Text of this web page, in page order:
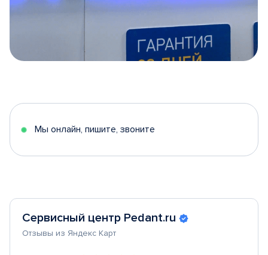
5
Мы онлайн, пишите, звоните
Сервисный центр Pedant.ru
Отзывы из Яндекс Карт